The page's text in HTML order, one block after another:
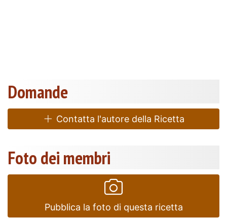
Domande
Contatta l'autore della Ricetta
Foto dei membri
Pubblica la foto di questa ricetta